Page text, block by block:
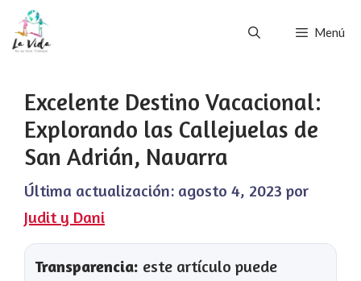
Saltar
Menú
Excelente Destino Vacacional:
Explorando las Callejuelas de
San Adrián, Navarra
Última actualización: agosto 4, 2023 por
Judit y Dani
Transparencia: este artículo puede